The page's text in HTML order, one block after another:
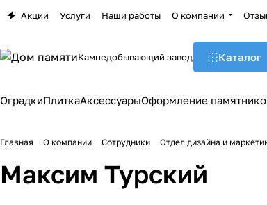
Акции Услуги Наши работы О компании
Камнедобывающий завод Каталог
ОградкиПлиткаАксессуарыОформление
Главная О компании Сотрудники Отдел дизайна и
Максим Турский